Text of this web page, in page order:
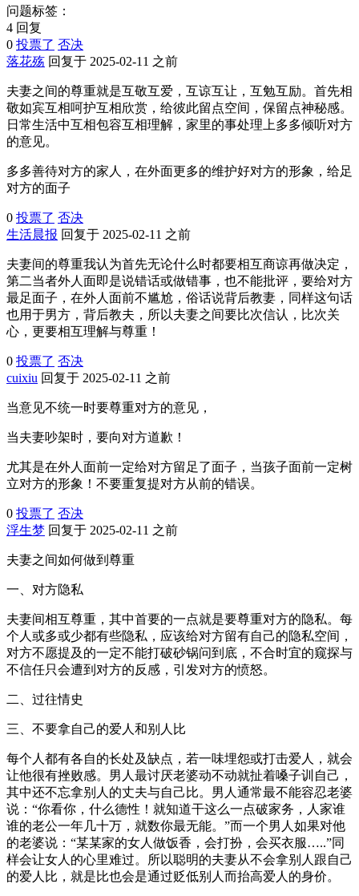
问题标签：
4 回复
0 投票了 否决
落花殇 回复于 2025-02-11 之前
夫妻之间的尊重就是互敬互爱，互谅互让，互勉互励。首先相
敬如宾互相呵护互相欣赏，给彼此留点空间，保留点神秘感。
日常生活中互相包容互相理解，家里的事处理上多多倾听对方
的意见。
多多善待对方的家人，在外面更多的维护好对方的形象，给足
对方的面子
0 投票了 否决
生活晨报 回复于 2025-02-11 之前
夫妻间的尊重我认为首先无论什么时都要相互商谅再做决定，
第二当者外人面即是说错话或做错事，也不能批评，要给对方
最足面子，在外人面前不尴尬，俗话说背后教妻，同样这句话
也用于男方，背后教夫，所以夫妻之间要比次信认，比次关
心，更要相互理解与尊重！
0 投票了 否决
cuixiu 回复于 2025-02-11 之前
当意见不统一时要尊重对方的意见，
当夫妻吵架时，要向对方道歉！
尤其是在外人面前一定给对方留足了面子，当孩子面前一定树
立对方的形象！不要重复提对方从前的错误。
0 投票了 否决
浮生梦 回复于 2025-02-11 之前
夫妻之间如何做到尊重
一、对方隐私
夫妻间相互尊重，其中首要的一点就是要尊重对方的隐私。每
个人或多或少都有些隐私，应该给对方留有自己的隐私空间，
对方不愿提及的一定不能打破砂锅问到底，不合时宜的窥探与
不信任只会遭到对方的反感，引发对方的愤怒。
二、过往情史
三、不要拿自己的爱人和别人比
每个人都有各自的长处及缺点，若一味埋怨或打击爱人，就会
让他很有挫败感。男人最讨厌老婆动不动就扯着嗓子训自己，
其中还不忘拿别人的丈夫与自己比。男人通常最不能容忍老婆
说：“你看你，什么德性！就知道干这么一点破家务，人家谁
谁的老公一年几十万，就数你最无能。”而一个男人如果对他
的老婆说：“某某家的女人做饭香，会打扮，会买衣服…..”同
样会让女人的心里难过。所以聪明的夫妻从不会拿别人跟自己
的爱人比，就是比也会是通过贬低别人而抬高爱人的身价。